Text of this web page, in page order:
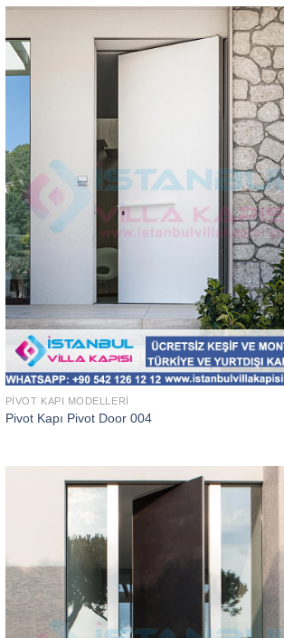
PIVOT KAPI MODELLERI
Pivot Kapı Pivot Door 004